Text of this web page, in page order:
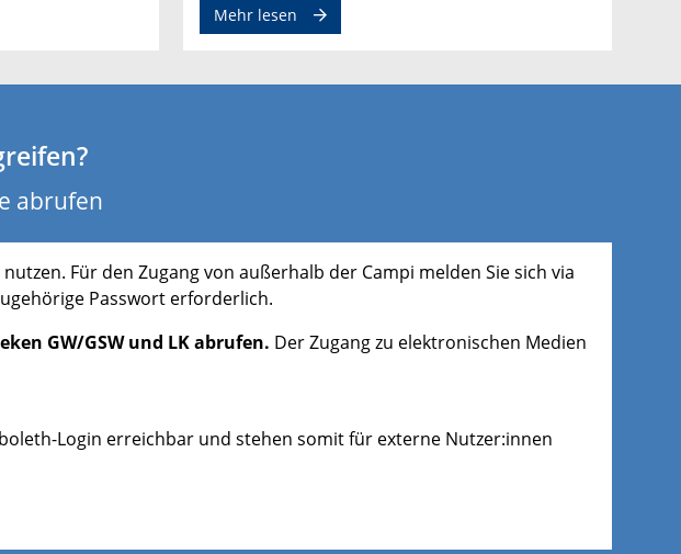
Mehr lesen
abrufen
Für den Zugang von außerhalb der Campi melden Sie sich via
Passwort erforderlich.
GW/GSW und LK abrufen. Der Zugang zu elektronischen Medien
Login erreichbar und stehen somit für externe Nutzer:innen